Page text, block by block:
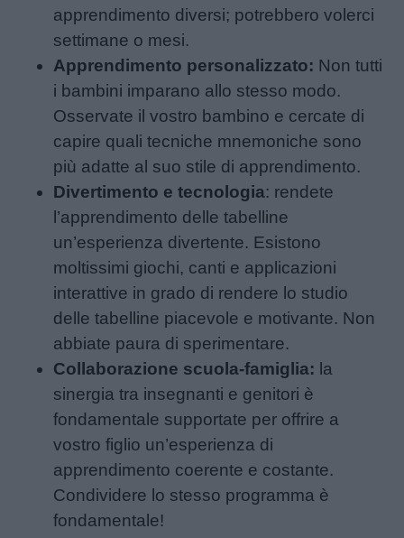
apprendimento diversi; potrebbero volerci
settimane o mesi.
Apprendimento personalizzato: Non tutti
i bambini imparano allo stesso modo.
Osservate il vostro bambino e cercate di
capire quali tecniche mnemoniche sono
più adatte al suo stile di apprendimento.
Divertimento e tecnologia: rendete
l’apprendimento delle tabelline
un’esperienza divertente. Esistono
moltissimi giochi, canti e applicazioni
interattive in grado di rendere lo studio
delle tabelline piacevole e motivante. Non
abbiate paura di sperimentare.
Collaborazione scuola-famiglia: la
sinergia tra insegnanti e genitori è
fondamentale supportate per offrire a
vostro figlio un’esperienza di
apprendimento coerente e costante.
Condividere lo stesso programma è
fondamentale!